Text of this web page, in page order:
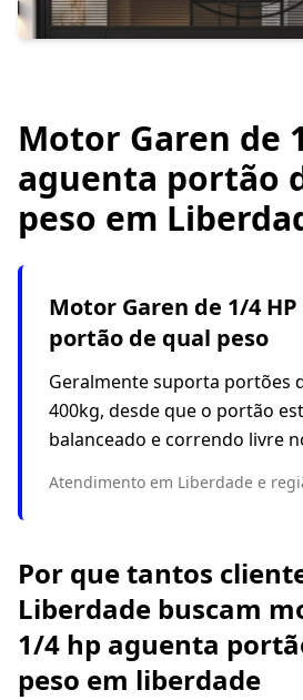
Motor Garen de
aguenta portão
peso em
Motor Garen de 1/4
portão de qual peso
Geralmente suporta portões
400kg, desde que o portão
balanceado e correndo livre
Atendimento em Liberdade e
Por que tantos
Liberdade buscam
1/4 hp aguenta
peso em liberdade